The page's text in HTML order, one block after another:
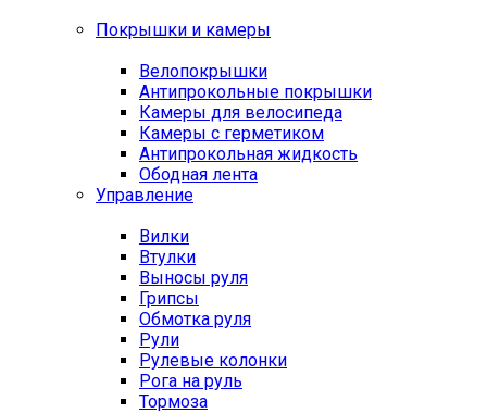
Покрышки и камеры
Велопокрышки
Антипрокольные покрышки
Камеры для велосипеда
Камеры с герметиком
Антипрокольная жидкость
Ободная лента
Управление
Вилки
Втулки
Выносы руля
Грипсы
Обмотка руля
Рули
Рулевые колонки
Рога на руль
Тормоза